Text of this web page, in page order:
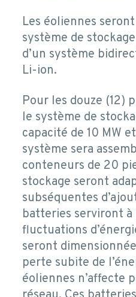
Les éoliennes
système de
d’un système
Li-ion.
Pour les douze (12)
le système de
capacité de 10 MW
système sera
conteneurs de 20
stockage seront
subséquentes
batteries serviront
fluctuations
seront
perte subite de
éoliennes n’affecte